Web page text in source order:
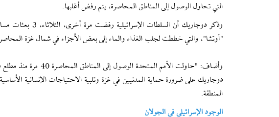
التي تحاول الوصول إلى المناطق المحاصرة، يتم رفض أغلبها.
وذكر دوجاريك أن
"أوتشا"، والتي خططت لجلب الغذاء والماء إلى بعض الأجزاء في شمال غزة
دوجاريك على ضرورة حماية المدنيين في غزة وتلبية الاحتياجات الإنسانية
المنطقة.
الوجود الإسرائيلي في الجولان